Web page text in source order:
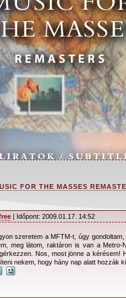
a Speak And Spell
albumot
Massesgyűjtői
feliratainak magyar nyelvű
FOR THE MASSES
| Időpont: 2009.01.17. 14:52
szeretem a MFTM-t, úgy
meg látom, raktáron is van a Metro-
Nos, most jönne a kérésem!
nekem, hogy hány nap alatt hozzák